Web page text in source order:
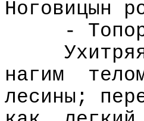
Ноговицын
-
нагим
лесины;